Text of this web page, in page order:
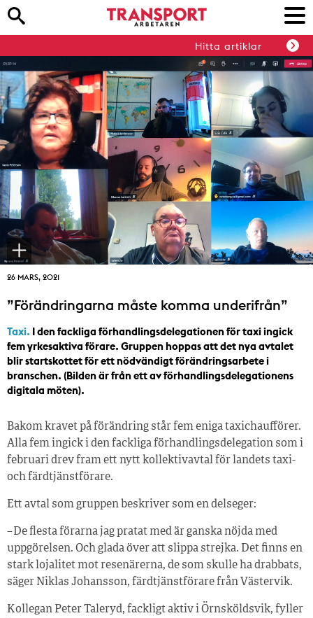
Hitta artiklar
26 MARS, 2021
”Förändringarna måste komma underifrån”
Taxi. I den fackliga förhandlingsdelegationen för taxi ingick
fem yrkesaktiva förare. Gruppen hoppas att det nya avtalet
blir startskottet för ett nödvändigt förändringsarbete i
branschen. (Bilden är från ett av förhandlingsdelegationens
digitala möten).
Bakom kravet på förändring står fem eniga taxichaufförer.
Alla fem ingick i den fackliga förhandlingsdelegation som i
februari drev fram ett nytt kollektivavtal för landets taxi-
och färdtjänstförare.
Ett avtal som gruppen beskriver som en delseger:
– De flesta förarna jag pratat med är ganska nöjda med
uppgörelsen. Och glada över att slippa strejka. Det finns en
stark lojalitet mot resenärerna, de som skulle ha drabbats,
säger Niklas Johansson, färdtjänstförare från Västervik.
Kollegan Peter Taleryd, fackligt aktiv i Örnsköldsvik, fyller